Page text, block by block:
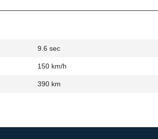
9.6 sec
150 km/h
390 km